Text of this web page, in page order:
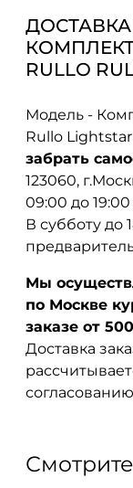
RULLO
Модель -
Rullo
забрать
123060,
09:00 до
В субботу до
Мы
по Москве
заказе от
Доставка